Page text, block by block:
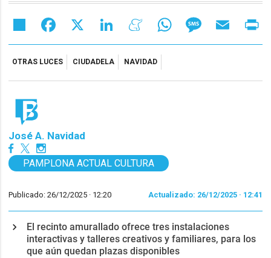
Share Facebook LinkedIn MeneameWhatsAppMessageEmail
OTRAS LUCES CIUDADELA NAVIDAD
José A. Navidad
PAMPLONA ACTUAL CULTURA
Publicado: 26/12/2025 · 12:20 Actualizado: 26/12/2025 · 12:41
El recinto amurallado ofrece tres instalaciones
interactivas y talleres creativos y familiares, para los
que aún quedan plazas disponibles